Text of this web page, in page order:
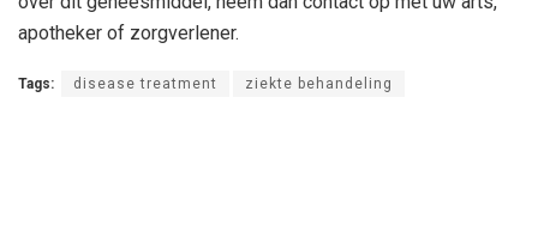
apotheker of zorgverlener.
Tags: disease treatment ziekte behandeling